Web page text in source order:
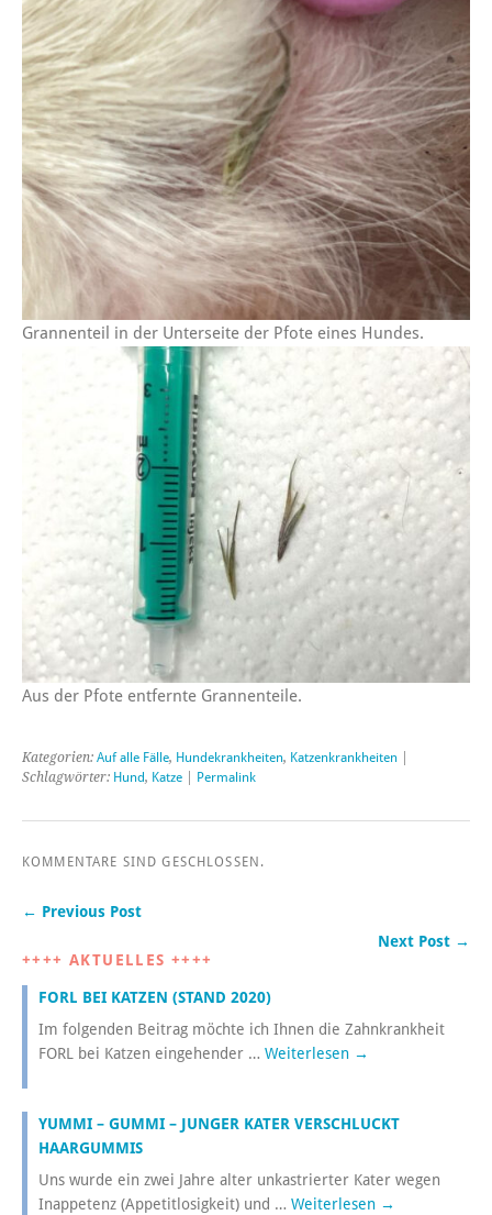
Grannenteil in der Unterseite der Pfote eines Hundes.
Aus der Pfote entfernte Grannenteile.
Kategorien: Auf alle Fälle, Hundekrankheiten, Katzenkrankheiten
Schlagwörter: Hund, Katze Permalink
KOMMENTARE SIND GESCHLOSSEN.
← Previous Post
Next Post →
++++ AKTUELLES ++++
FORL BEI KATZEN (STAND 2020)
Im folgenden Beitrag möchte ich Ihnen die Zahnkrankheit
FORL bei Katzen eingehender … Weiterlesen →
YUMMI – GUMMI – JUNGER KATER VERSCHLUCKT
HAARGUMMIS
Uns wurde ein zwei Jahre alter unkastrierter Kater wegen
Inappetenz (Appetitlosigkeit) und … Weiterlesen →